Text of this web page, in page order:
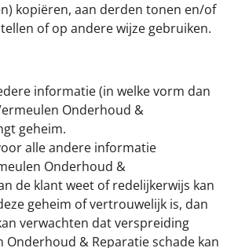
kopiëren, aan derden tonen en/of
of op andere wijze gebruiken.
informatie (in welke vorm dan
Onderhoud &
geheim.
alle andere informatie
Onderhoud &
de klant weet of redelijker­wijs kan
geheim of vertrouwelijk is, dan
verwachten dat verspreiding
Onderhoud & Reparatie schade kan